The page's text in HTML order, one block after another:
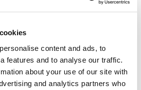
content and ads, to
features and to analyse our traffic.
about your use of our site with
and analytics partners who
ガー
クランプオンパワーロガー
PW3365